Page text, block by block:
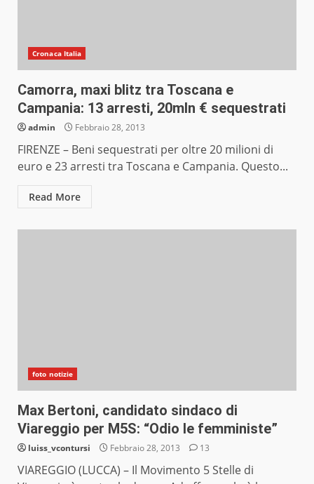
Cronaca Italia
Camorra, maxi blitz tra Toscana e
Campania: 13 arresti, 20mln € sequestrati
admin Febbraio 28, 2013
FIRENZE – Beni sequestrati per oltre 20 milioni di
euro e 23 arresti tra Toscana e Campania. Questo...
Read More
foto notizie
Max Bertoni, candidato sindaco di
Viareggio per M5S: “Odio le femministe”
luiss_vcontursi Febbraio 28, 2013 13
VIAREGGIO (LUCCA) – Il Movimento 5 Stelle di